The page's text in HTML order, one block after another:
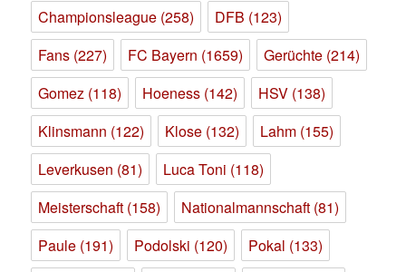
Championsleague (258) DFB (123)
Fans (227) FC Bayern (1659) Gerüchte (214)
Gomez (118) Hoeness (142) HSV (138)
Klinsmann (122) Klose (132) Lahm (155)
Leverkusen (81) Luca Toni (118)
Meisterschaft (158) Nationalmannschaft (81)
Paule (191) Podolski (120) Pokal (133)